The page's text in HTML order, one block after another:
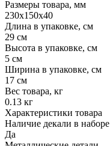
Размеры товара, мм
230x150x40
Длина в упаковке, см
29 см
Высота в упаковке, см
5 см
Ширина в упаковке, см
17 см
Вес товара, кг
0.13 кг
Характеристики товара
Наличие декали в наборе
Да